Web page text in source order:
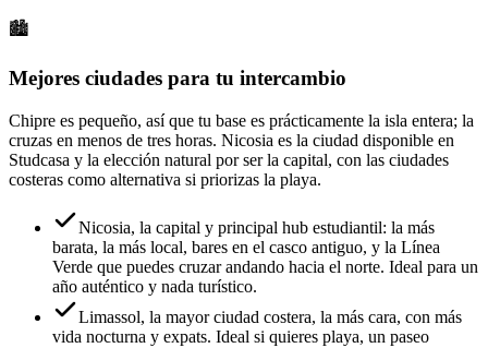
🏙️
Mejores ciudades para tu intercambio
Chipre es pequeño, así que tu base es prácticamente la isla entera; la
cruzas en menos de tres horas. Nicosia es la ciudad disponible en
Studcasa y la elección natural por ser la capital, con las ciudades
costeras como alternativa si priorizas la playa.
Nicosia, la capital y principal hub estudiantil: la más
barata, la más local, bares en el casco antiguo, y la Línea
Verde que puedes cruzar andando hacia el norte. Ideal para un
año auténtico y nada turístico.
Limassol, la mayor ciudad costera, la más cara, con más
vida nocturna y expats. Ideal si quieres playa, un paseo